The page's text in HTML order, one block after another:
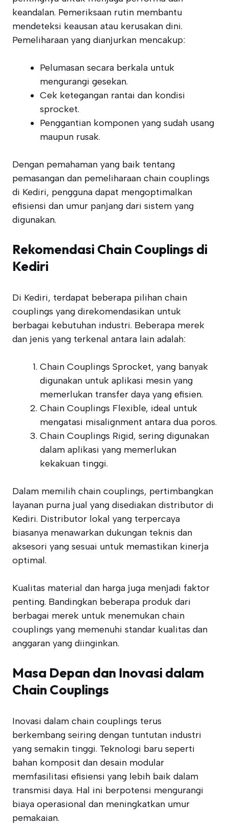
keandalan. Pemeriksaan rutin membantu
mendeteksi keausan atau kerusakan dini.
Pemeliharaan yang dianjurkan mencakup:
Pelumasan secara berkala untuk
mengurangi gesekan.
Cek ketegangan rantai dan kondisi
sprocket.
Penggantian komponen yang sudah usang
maupun rusak.
Dengan pemahaman yang baik tentang
pemasangan dan pemeliharaan chain couplings
di Kediri, pengguna dapat mengoptimalkan
efisiensi dan umur panjang dari sistem yang
digunakan.
Rekomendasi Chain Couplings di
Kediri
Di Kediri, terdapat beberapa pilihan chain
couplings yang direkomendasikan untuk
berbagai kebutuhan industri. Beberapa merek
dan jenis yang terkenal antara lain adalah:
Chain Couplings Sprocket, yang banyak
digunakan untuk aplikasi mesin yang
memerlukan transfer daya yang efisien.
Chain Couplings Flexible, ideal untuk
mengatasi misalignment antara dua poros.
Chain Couplings Rigid, sering digunakan
dalam aplikasi yang memerlukan
kekakuan tinggi.
Dalam memilih chain couplings, pertimbangkan
layanan purna jual yang disediakan distributor di
Kediri. Distributor lokal yang terpercaya
biasanya menawarkan dukungan teknis dan
aksesori yang sesuai untuk memastikan kinerja
optimal.
Kualitas material dan harga juga menjadi faktor
penting. Bandingkan beberapa produk dari
berbagai merek untuk menemukan chain
couplings yang memenuhi standar kualitas dan
anggaran yang diinginkan.
Masa Depan dan Inovasi dalam
Chain Couplings
Inovasi dalam chain couplings terus
berkembang seiring dengan tuntutan industri
yang semakin tinggi. Teknologi baru seperti
bahan komposit dan desain modular
memfasilitasi efisiensi yang lebih baik dalam
transmisi daya. Hal ini berpotensi mengurangi
biaya operasional dan meningkatkan umur
pemakaian.